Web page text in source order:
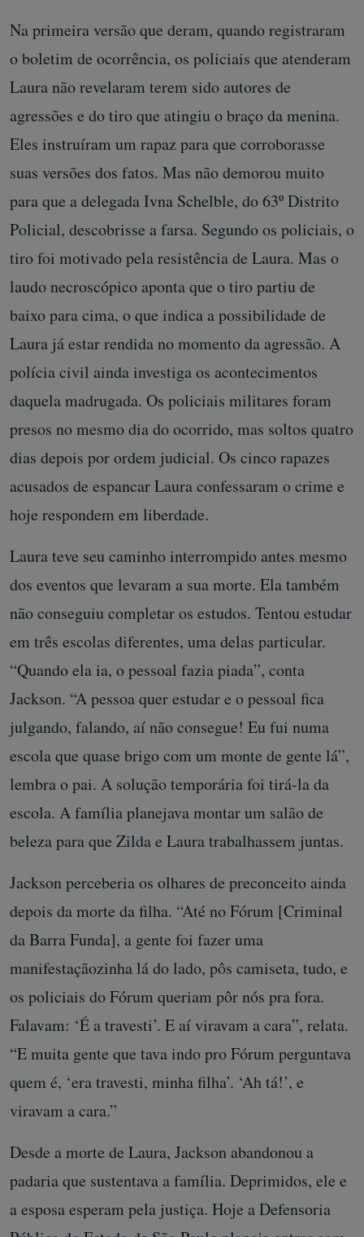
Na primeira versão que deram, quando registraram
o boletim de ocorrência, os policiais que atenderam
Laura não revelaram terem sido autores de
agressões e do tiro que atingiu o braço da menina.
Eles instruíram um rapaz para que corroborasse
suas versões dos fatos. Mas não demorou muito
para que a delegada Ivna Schelble, do 63º Distrito
Policial, descobrisse a farsa. Segundo os policiais, o
tiro foi motivado pela resistência de Laura. Mas o
laudo necroscópico aponta que o tiro partiu de
baixo para cima, o que indica a possibilidade de
Laura já estar rendida no momento da agressão. A
polícia civil ainda investiga os acontecimentos
daquela madrugada. Os policiais militares foram
presos no mesmo dia do ocorrido, mas soltos quatro
dias depois por ordem judicial. Os cinco rapazes
acusados de espancar Laura confessaram o crime e
hoje respondem em liberdade.
Laura teve seu caminho interrompido antes mesmo
dos eventos que levaram a sua morte. Ela também
não conseguiu completar os estudos. Tentou estudar
em três escolas diferentes, uma delas particular.
“Quando ela ia, o pessoal fazia piada”, conta
Jackson. “A pessoa quer estudar e o pessoal fica
julgando, falando, aí não consegue! Eu fui numa
escola que quase brigo com um monte de gente lá”,
lembra o pai. A solução temporária foi tirá-la da
escola. A família planejava montar um salão de
beleza para que Zilda e Laura trabalhassem juntas.
Jackson perceberia os olhares de preconceito ainda
depois da morte da filha. “Até no Fórum [Criminal
da Barra Funda], a gente foi fazer uma
manifestaçãozinha lá do lado, pôs camiseta, tudo, e
os policiais do Fórum queriam pôr nós pra fora.
Falavam: ‘É a travesti’. E aí viravam a cara”, relata.
“E muita gente que tava indo pro Fórum perguntava
quem é, ‘era travesti, minha filha’. ‘Ah tá!’, e
viravam a cara.”
Desde a morte de Laura, Jackson abandonou a
padaria que sustentava a família. Deprimidos, ele e
a esposa esperam pela justiça. Hoje a Defensoria